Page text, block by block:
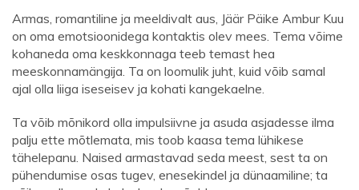
Armas, romantiline ja meeldivalt aus, Jäär Päike Ambur Kuu
on oma emotsioonidega kontaktis olev mees. Tema võime
kohaneda oma keskkonnaga teeb temast hea
meeskonnamängija. Ta on loomulik juht, kuid võib samal
ajal olla liiga iseseisev ja kohati kangekaelne.
Ta võib mõnikord olla impulsiivne ja asuda asjadesse ilma
palju ette mõtlemata, mis toob kaasa tema lühikese
tähelepanu. Naised armastavad seda meest, sest ta on
pühendumise osas tugev, enesekindel ja dünaamiline; ta